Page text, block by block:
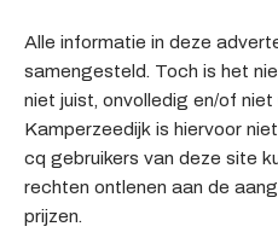
Alle informatie in deze
samengesteld. Toch is het
niet juist, onvolledig en/of
Kamperzeedijk is hiervoor
cq gebruikers van deze site
rechten ontlenen aan de
prijzen.